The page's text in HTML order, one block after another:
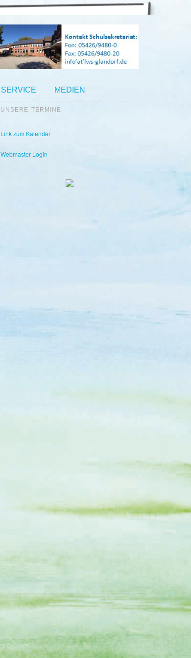
SERVICE MEDIEN
UNSERE TERMINE
Link zum Kalender
Webmaster Login